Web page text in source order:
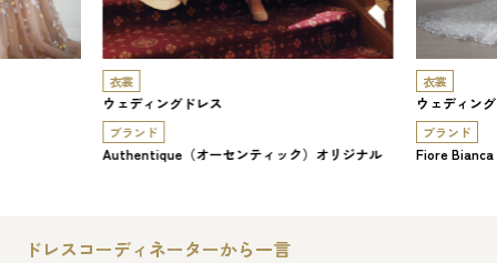
衣裳
ウェディングドレス
ブランド
Authentique（オーセンティック）オリジナル
衣裳
ウェディン
ブランド
Fiore Bianca
ドレスコーディネーターから一言